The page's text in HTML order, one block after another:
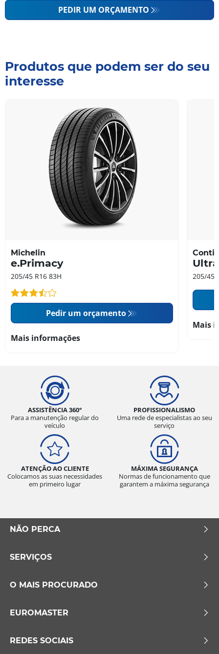
PEDIR UM ORÇAMENTO
Produtos que podem ser do seu
interesse
Michelin
e.Primacy
205/45 R16 83H
Pedir um orçamento
Mais informações
205/45
Mais
ASSISTÊNCIA 360°
Para a manutenção regular do
veículo
PROFISSIONALISMO
Uma rede de especialistas ao seu
serviço
ATENÇÃO AO CLIENTE
Colocamos as suas necessidades
em primeiro lugar
MÁXIMA SEGURANÇA
Normas de funcionamento que
garantem a máxima segurança
NÃO PERCA
SERVIÇOS
O MAIS PROCURADO
EUROMASTER
REDES SOCIAIS